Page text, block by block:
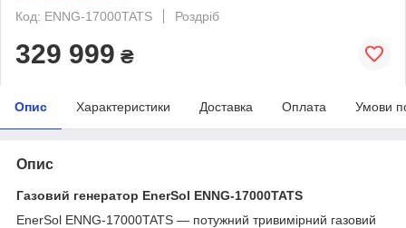
Код: ENNG-17000TATS
Роздріб
329 999 ₴
Опис Характеристики Доставка Оплата Умови
Опис
Газовий генератор EnerSol ENNG-17000TATS
EnerSol ENNG-17000TATS — потужний тривимірний газовий